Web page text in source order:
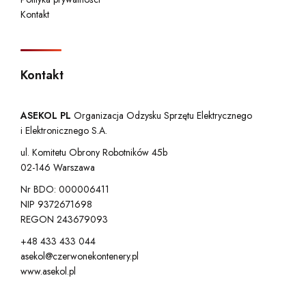
Kontakt
Kontakt
ASEKOL PL Organizacja Odzysku Sprzętu Elektrycznego
i Elektronicznego S.A.
ul. Komitetu Obrony Robotników 45b
02-146 Warszawa
Nr BDO: 000006411
NIP 9372671698
REGON 243679093
+48 433 433 044
asekol@czerwonekontenery.pl
www.asekol.pl